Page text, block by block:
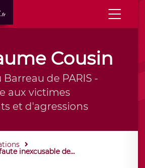
Cousin
de PARIS -
aux victimes
et d'agressions
inexcusable de...